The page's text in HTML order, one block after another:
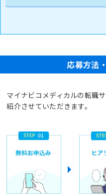
応募方法
マイナビコメディカルの転職
紹介させていただきます。